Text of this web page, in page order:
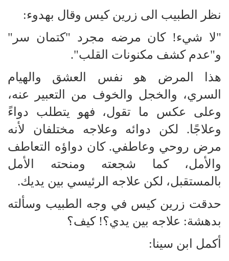
نظر الطبيب الى زرين كيس وقال بهدوء:
"لا شيء! كان مرضه مجرد "كتمان سر"
و"عدم كشف مكنونات القلب".
هذا المرض هو نفس العشق والهيام
السري، والخجل والخوف من التعبير عنه،
وعلى عكس ما تقول، فهو يتطلب دواءً
وعلاجًا. لكن دوائه وعلاجه مختلفان لأنه
مرض روحي وعاطفي. كان دواؤه التعاطف
والأمل، كما شجعته ومنحته الأمل
بالمستقبل، لكن علاجه الرئيسي بين يديك.
حدقت زرين كيس في وجه الطبيب وسألته
بدهشة: علاجه بين يدي؟! كيف؟
أكمل ابن سينا: